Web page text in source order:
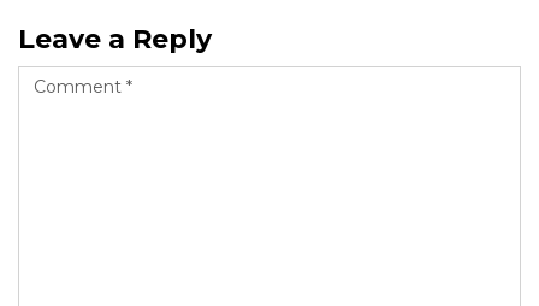
Leave a Reply